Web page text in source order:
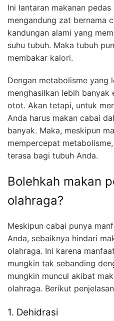
Ini lantaran makanan
mengandung zat bernama
kandungan alami yang
suhu tubuh. Maka tubuh
membakar kalori.
Dengan metabolisme yang
menghasilkan lebih banyak
otot. Akan tetapi, untuk
Anda harus makan cabai
banyak. Maka, meskipun
mempercepat
terasa bagi tubuh Anda.
Bolehkah makan
olahraga?
Meskipun cabai punya
Anda, sebaiknya hindari
olahraga. Ini karena
mungkin tak sebanding
mungkin muncul akibat
olahraga. Berikut
1. Dehidrasi